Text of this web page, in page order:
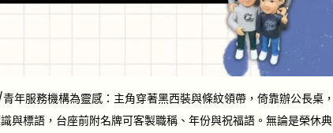
年服務機構為靈感：主角穿著黑西裝與條紋領帶，倚靠辦公長桌，
與標語，台座前附名牌可客製職稱、年份與祝福語。無論是榮休典